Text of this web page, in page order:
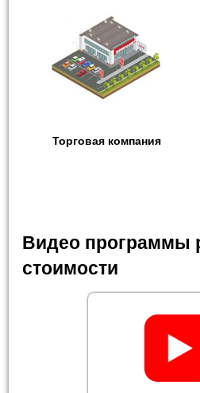
Торговая компания
Видео программы
стоимости